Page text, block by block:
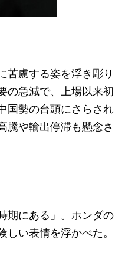
苦慮する姿を浮き彫り
の急減で、上場以来初
国勢の台頭にさらされ
騰や輸出停滞も懸念さ
期にある」。ホンダの
い表情を浮かべた。